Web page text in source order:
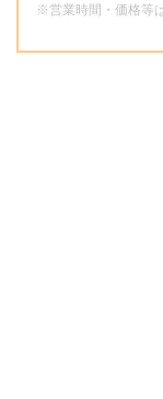
※営業時間・価格等